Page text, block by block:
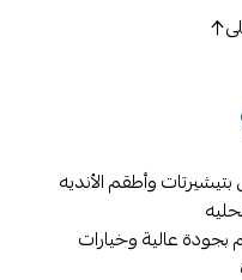
وأطقم الأنديه
عالية وخيارات